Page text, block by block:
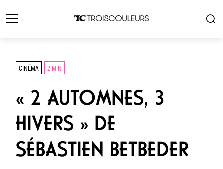
CINÉMA 2 MIN
« 2 AUTOMNES, 3
HIVERS » DE
SÉBASTIEN BETBEDER